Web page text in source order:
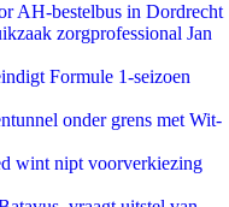
AH-bestelbus in Dordrecht
zorgprofessional Jan
Formule 1-seizoen
onder grens met Wit-
wint nipt voorverkiezing